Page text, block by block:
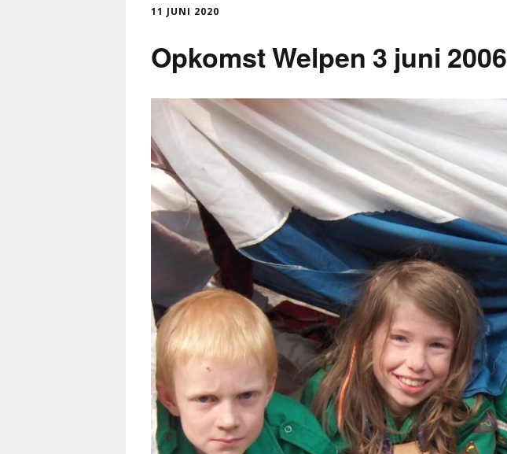
11 JUNI 2020
Opkomst Welpen 3 juni 2006